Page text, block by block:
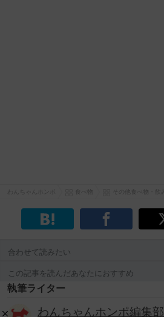
合わせて読みたい
この記事を読んだあなたにおすすめ
執筆ライター
わんちゃんホンポ編集部